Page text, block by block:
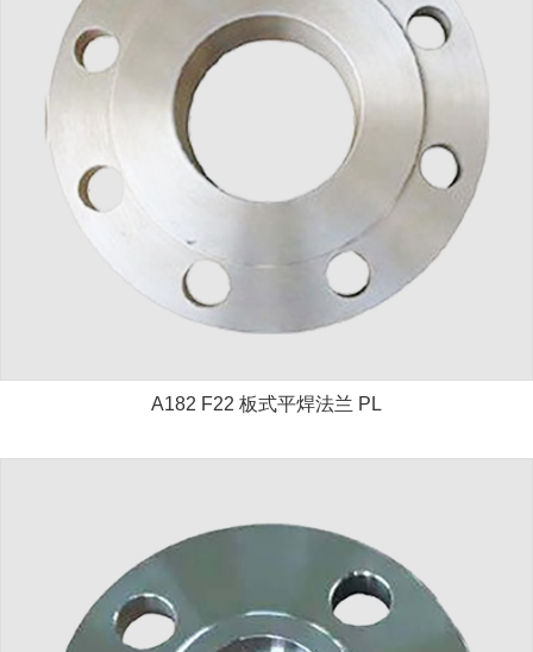
A182 F22 板式平焊法兰 PL